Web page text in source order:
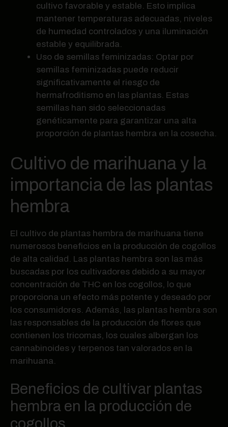
cultivo favorable y estable. Esto implica
mantener temperaturas adecuadas, niveles
de humedad controlados y una iluminación
estable y equilibrada.
Uso de semillas feminizadas: Optar por
semillas feminizadas puede reducir
significativamente el riesgo de
hermafroditismo en las plantas. Estas
semillas han sido seleccionadas
genéticamente para garantizar una alta
proporción de plantas hembra en la cosecha.
Cultivo de marihuana y la
importancia de las plantas
hembra
El cultivo de plantas hembra de marihuana tiene
numerosos beneficios en la producción de cogollos
de alta calidad. Las plantas hembra son las más
buscadas por los cultivadores debido a su mayor
concentración de THC en los cogollos, lo que
proporciona un efecto más potente y deseado por
los consumidores. Además, las plantas hembra son
las responsables de la producción de flores que
contienen los tricomas, los cuales albergan los
cannabinoides y terpenos tan valorados en la
marihuana.
Beneficios de cultivar plantas
hembra en la producción de
cogollos